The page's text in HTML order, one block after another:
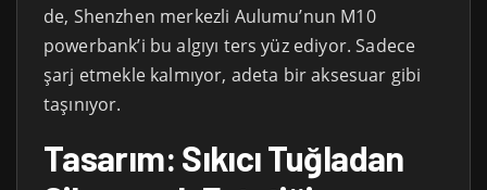
de, Shenzhen merkezli Aulumu’nun M10
powerbank’i bu algıyı ters yüz ediyor. Sadece
şarj etmekle kalmıyor, adeta bir aksesuar gibi
taşınıyor.
Tasarım: Sıkıcı Tuğladan